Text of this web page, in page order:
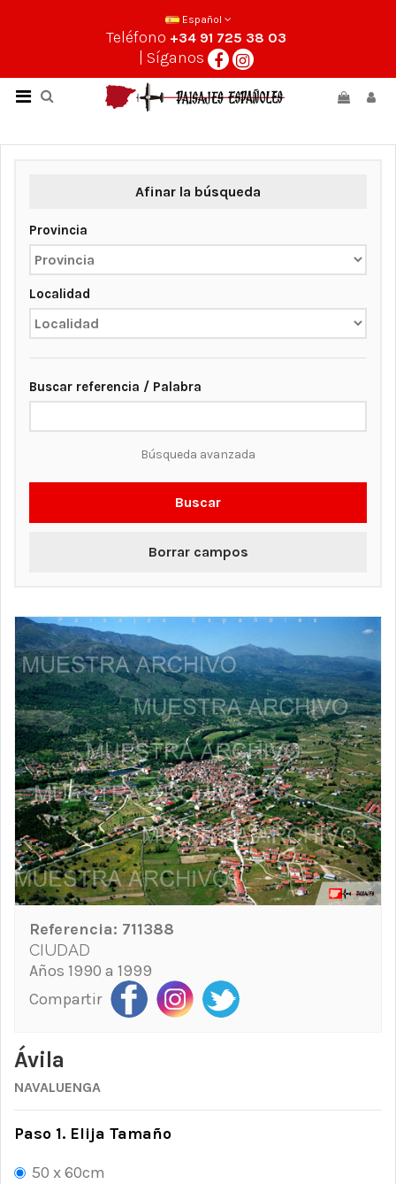
Español
Teléfono +34 91 725 38 03
| Síganos
Afinar la búsqueda
Provincia
Localidad
Buscar referencia / Palabra
Búsqueda avanzada
Buscar
Borrar campos
Referencia: 711388
CIUDAD
Años 1990 a 1999
Compartir
Ávila
NAVALUENGA
Paso 1. Elija Tamaño
50 x 60cm